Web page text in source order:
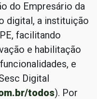
do Empresário da
digital, a instituição
facilitando
e habilitação
e
Digital
todos). Por